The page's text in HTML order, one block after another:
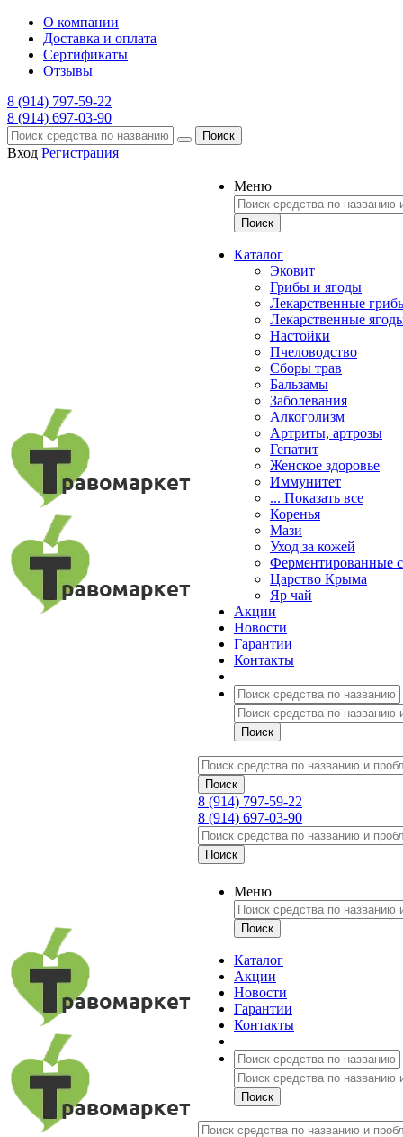
О компании
Доставка и оплата
Сертификаты
Отзывы
8 (914) 797-59-22
8 (914) 697-03-90
Поиск
Вход Регистрация
Меню
Каталог
Эковит
Грибы и ягоды
Лекарственные
Лекарственные
Настойки
Пчеловодство
Сборы трав
Бальзамы
Заболевания
Алкоголизм
Артриты, артрозы
Гепатит
Женское здоровье
Иммунитет
... Показать все
Коренья
Мази
Уход за кожей
Ферментированные
Царство Крыма
Яр чай
Акции
Новости
Гарантии
Контакты
8 (914) 797-59-22
8 (914) 697-03-90
Меню
Каталог
Акции
Новости
Гарантии
Контакты